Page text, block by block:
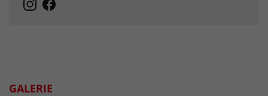
GALERIE